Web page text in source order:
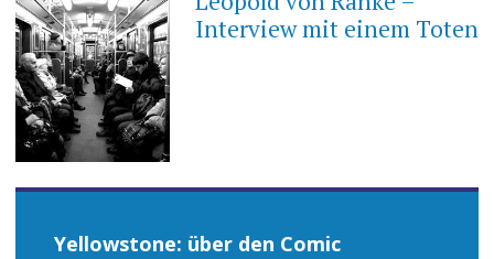
Interview mit einem Toten
Yellowstone: über den Comic